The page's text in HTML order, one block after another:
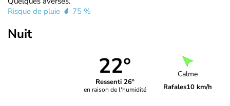
Risque de pluie
75 %
Nuit
22°
Ressenti 26°
en raison de l'humidité
Calme
Rafales10 km/h